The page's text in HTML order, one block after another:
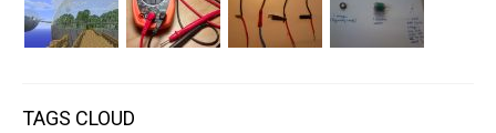
TAGS CLOUD